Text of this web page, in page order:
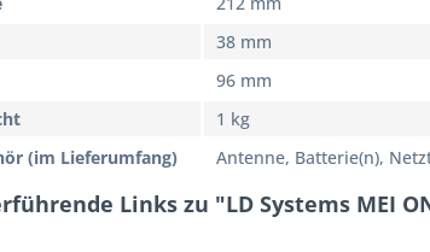
38 mm
96 mm
1 kg
(im Lieferumfang)
Antenne, Batterie(n),
Links zu "LD Systems MEI